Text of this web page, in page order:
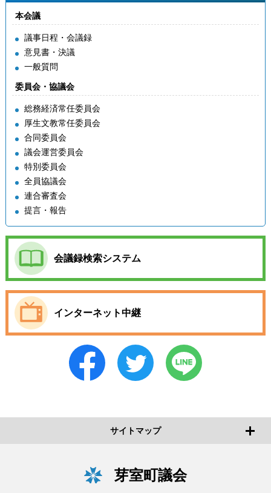
本会議
議事日程・会議録
意見書・決議
一般質問
委員会・協議会
総務経済常任委員会
厚生文教常任委員会
合同委員会
議会運営委員会
特別委員会
全員協議会
連合審査会
提言・報告
会議録検索システム
インターネット中継
サイトマップ
芽室町議会